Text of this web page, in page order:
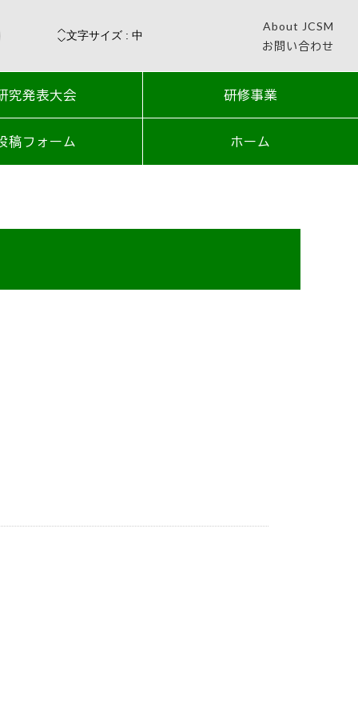
About JCSM
お問い合わせ
究発表大会 研修事業
稿フォーム ホーム